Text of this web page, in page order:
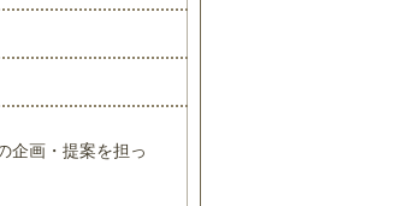
企画・提案を担っ